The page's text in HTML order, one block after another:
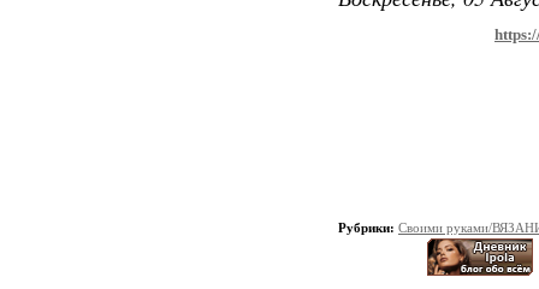
Рубрики: Своими руками/